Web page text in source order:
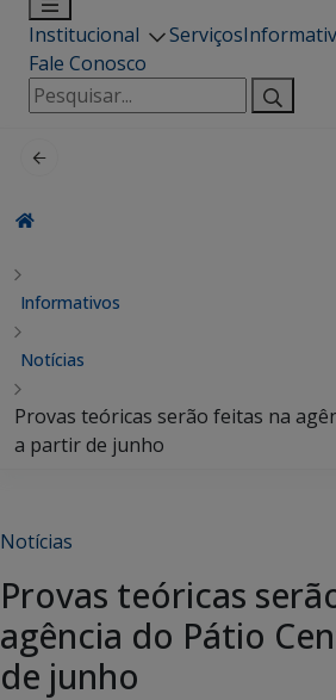
Institucional Serviços
Fale Conosco
Pesquisar
por:
Informativos
Notícias
Provas teóricas serão feitas na
a partir de junho
Notícias
Provas teóricas
agência do Pátio
de junho